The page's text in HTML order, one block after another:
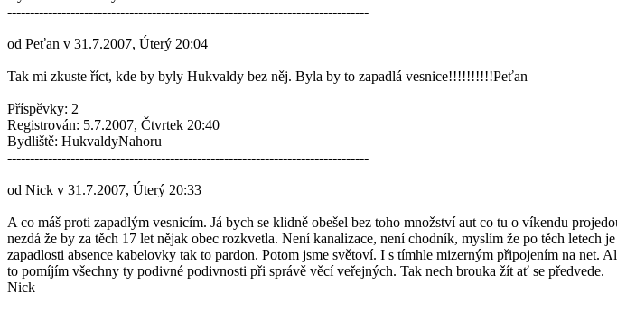
--------------------------------------------------------------------------------
od Peťan v 31.7.2007, Úterý 20:04
Tak mi zkuste říct, kde by byly Hukvaldy bez něj. Byla by to zapadlá vesnice!!!!!!!!!!Peťan
Příspěvky: 2
Registrován: 5.7.2007, Čtvrtek 20:40
Bydliště: HukvaldyNahoru
--------------------------------------------------------------------------------
od Nick v 31.7.2007, Úterý 20:33
A co máš proti zapadlým vesnicím. Já bych se klidně obešel bez toho množství aut co tu o víkendu
nezdá že by za těch 17 let nějak obec rozkvetla. Není kanalizace, není chodník, myslím že po těch letech
zapadlosti absence kabelovky tak to pardon. Potom jsme světoví. I s tímhle mizerným připojením na net.
to pomíjím všechny ty podivné podivnosti při správě věcí veřejných. Tak nech brouka žít ať se předvede.
Nick